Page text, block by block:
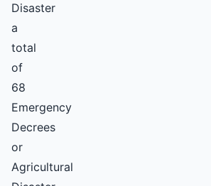
Disaster
a
total
of
68
Emergency
Decrees
or
Agricultural